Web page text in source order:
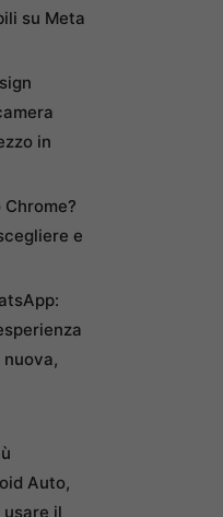
su Meta
in
e
Auto,
usare il